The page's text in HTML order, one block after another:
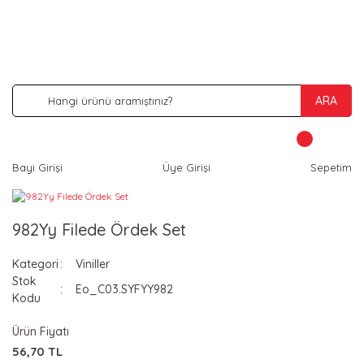
ARA
Bayi Girişi Üye Girişi Sepetim
982Yy Filede Ördek Set
Kategori
Viniller
Stok
Kodu
Eo_C03.SYFYY982
Ürün Fiyatı
56,70 TL